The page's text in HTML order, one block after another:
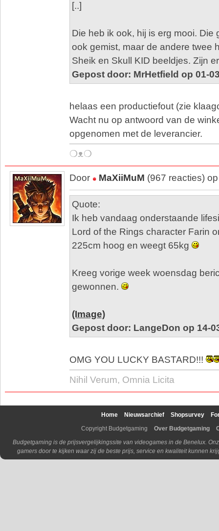
[..]
Die heb ik ook, hij is erg mooi. Die
ook gemist, maar de andere twee
Sheik en Skull KID beeldjes. Zijn
Gepost door: MrHetfield op 01-
helaas een productiefout (zie
Wacht nu op antwoord van de
opgenomen met de leverancier.
❍ᴥ❍
Door MaXiiMuM (967 reacties)
Quote:
Ik heb vandaag onderstaande
Lord of the Rings character Farin
225cm hoog en weegt 65kg
Kreeg vorige week woensdag
gewonnen.
(Image)
Gepost door: LangeDon op 14-
OMG YOU LUCKY BASTARD!!!
Nihil Verum, Omnia Licita
Home Nieuwsarchief Shopsurvey
Copyright Budgetgaming
Over Budgetgaming
Budgetgaming is de prijsvergelijkingssite van videogames in de Benelux.
gamers door te kijken waar zij de beste prijs, service en kwaliteit kunnen